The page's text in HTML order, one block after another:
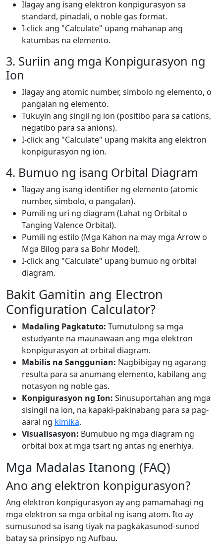
Ilagay ang isang elektron konpigurasyon sa
standard, pinadali, o noble gas format.
I-click ang "Calculate" upang mahanap ang
katumbas na elemento.
3. Suriin ang mga Konpigurasyon ng
Ion
Ilagay ang atomic number, simbolo ng elemento, o
pangalan ng elemento.
Tukuyin ang singil ng ion (positibo para sa cations,
negatibo para sa anions).
I-click ang "Calculate" upang makita ang elektron
konpigurasyon ng ion.
4. Bumuo ng isang Orbital Diagram
Ilagay ang isang identifier ng elemento (atomic
number, simbolo, o pangalan).
Pumili ng uri ng diagram (Lahat ng Orbital o
Tanging Valence Orbital).
Pumili ng estilo (Mga Kahon na may mga Arrow o
Mga Bilog para sa Bohr Model).
I-click ang "Calculate" upang bumuo ng orbital
diagram.
Bakit Gamitin ang Electron
Configuration Calculator?
Madaling Pagkatuto: Tumutulong sa mga
estudyante na maunawaan ang mga elektron
konpigurasyon at orbital diagram.
Mabilis na Sanggunian: Nagbibigay ng agarang
resulta para sa anumang elemento, kabilang ang
notasyon ng noble gas.
Konpigurasyon ng Ion: Sinusuportahan ang mga
sisingil na ion, na kapaki-pakinabang para sa pag-
aaral ng kimika.
Visualisasyon: Bumubuo ng mga diagram ng
orbital box at mga tsart ng antas ng enerhiya.
Mga Madalas Itanong (FAQ)
Ano ang elektron konpigurasyon?
Ang elektron konpigurasyon ay ang pamamahagi ng
mga elektron sa mga orbital ng isang atom. Ito ay
sumusunod sa isang tiyak na pagkakasunod-sunod
batay sa prinsipyo ng Aufbau.